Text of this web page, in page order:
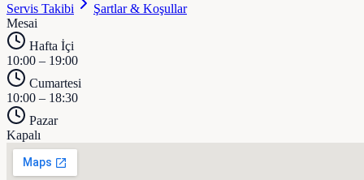
Servis Takibi
Şartlar & Koşullar
Mesai
Hafta İçi
10:00 – 19:00
Cumartesi
10:00 – 18:30
Pazar
Kapalı